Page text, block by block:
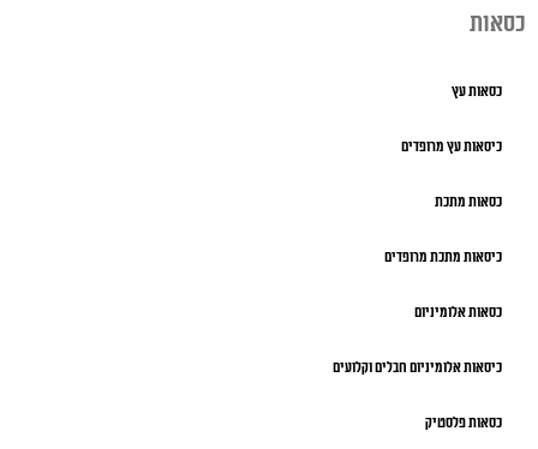
כסאות
כסאות עץ
כיסאות עץ מרופדים
כסאות מתכת
כיסאות מתכת מרופדים
כסאות אלומיניום
כיסאות אלומיניום חבלים וקלועים
כסאות פלסטיק